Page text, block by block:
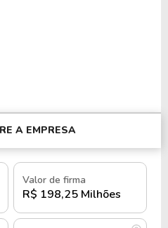
em países da América
do Norte.
Neogrid é composta
em tecnologia e
focada no
de soluções inovadoras
A EMPRESA
Valor de firma
R$ 198,25 Milhões